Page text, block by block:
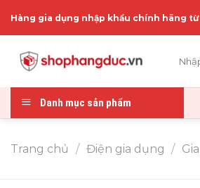
Hàng gia dụng nhập khẩu chính hãng
kiếm:
Danh mục sản phẩm
Trang chủ / Điện gia dụng /